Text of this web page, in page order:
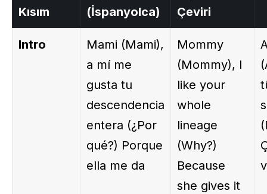
Kısım
(İspanyolca)
Çeviri
Intro
Mami (Mami),
a mí me
gusta tu
descendencia
entera (¿Por
qué?) Porque
ella me da
Mommy
(Mommy), I
like your
whole
lineage
(Why?)
Because
she gives it